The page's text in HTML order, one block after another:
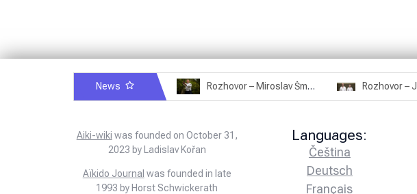
News Rozhovor – Miroslav Šmíd – 22.3.2025
Aiki-wiki was founded on October 31,
2023 by Ladislav Kořan
Aïkido Journal was founded in late
1993 by Horst Schwickerath
Languages:
Čeština
Deutsch
Français